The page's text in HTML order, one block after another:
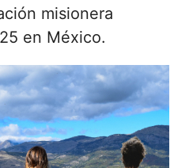
misionera
en México.